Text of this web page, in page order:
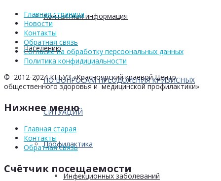
Контактная информация
Населению
ПО ВОПРОСАМ ПРЕОДОЛЕНИЯ КРИЗИСНЫХ
СИТУАЦИЙ
Профилактика
Инфекционных заболеваний
Главная страница
Новости
Контакты
Обратная связь
Согласие на обработку персоональных данных
Политика конфидициальности
© 2012-2024 КГБУЗ «Красноярский краевой Центр
общественного здоровья и медицинской профилактики»
Нижнее меню
Главная старая
Контакты
Обратная связь
Счётчик посещаемости